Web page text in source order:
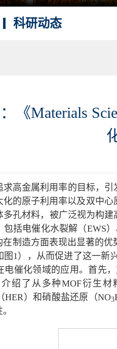
科研动态
《Materials
求高金属利用率的目标，
化的原子利用率以及双中
孔材料，被广泛视为构
包括电催化水裂解（EWS
在制造方面表现出显著的
图1），从而促进了这一
电催化领域的应用。首先
绍了从多种MOF衍生
HER）和硝酸盐还原（NO3